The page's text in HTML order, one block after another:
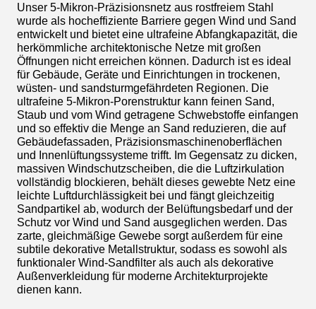
Unser 5-Mikron-Präzisionsnetz aus rostfreiem Stahl
wurde als hocheffiziente Barriere gegen Wind und Sand
entwickelt und bietet eine ultrafeine Abfangkapazität, die
herkömmliche architektonische Netze mit großen
Öffnungen nicht erreichen können. Dadurch ist es ideal
für Gebäude, Geräte und Einrichtungen in trockenen,
wüsten- und sandsturmgefährdeten Regionen. Die
ultrafeine 5-Mikron-Porenstruktur kann feinen Sand,
Staub und vom Wind getragene Schwebstoffe einfangen
und so effektiv die Menge an Sand reduzieren, die auf
Gebäudefassaden, Präzisionsmaschinenoberflächen
und Innenlüftungssysteme trifft. Im Gegensatz zu dicken,
massiven Windschutzscheiben, die die Luftzirkulation
vollständig blockieren, behält dieses gewebte Netz eine
leichte Luftdurchlässigkeit bei und fängt gleichzeitig
Sandpartikel ab, wodurch der Belüftungsbedarf und der
Schutz vor Wind und Sand ausgeglichen werden. Das
zarte, gleichmäßige Gewebe sorgt außerdem für eine
subtile dekorative Metallstruktur, sodass es sowohl als
funktionaler Wind-Sandfilter als auch als dekorative
Außenverkleidung für moderne Architekturprojekte
dienen kann.